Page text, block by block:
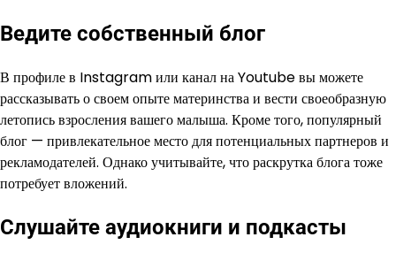
Ведите собственный блог
В профиле в Instagram или канал на Youtube вы можете
рассказывать о своем опыте материнства и вести своеобразную
летопись взросления вашего малыша. Кроме того, популярный
блог — привлекательное место для потенциальных партнеров и
рекламодателей. Однако учитывайте, что раскрутка блога тоже
потребует вложений.
Слушайте аудиокниги и подкасты